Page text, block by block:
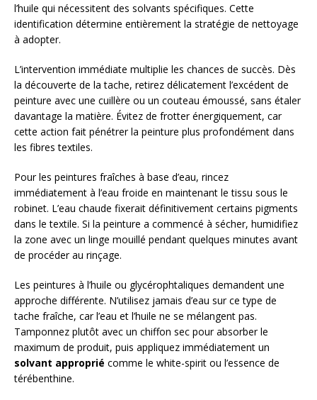
l’huile qui nécessitent des solvants spécifiques. Cette
identification détermine entièrement la stratégie de nettoyage
à adopter.
L’intervention immédiate multiplie les chances de succès. Dès
la découverte de la tache, retirez délicatement l’excédent de
peinture avec une cuillère ou un couteau émoussé, sans étaler
davantage la matière. Évitez de frotter énergiquement, car
cette action fait pénétrer la peinture plus profondément dans
les fibres textiles.
Pour les peintures fraîches à base d’eau, rincez
immédiatement à l’eau froide en maintenant le tissu sous le
robinet. L’eau chaude fixerait définitivement certains pigments
dans le textile. Si la peinture a commencé à sécher, humidifiez
la zone avec un linge mouillé pendant quelques minutes avant
de procéder au rinçage.
Les peintures à l’huile ou glycérophtaliques demandent une
approche différente. N’utilisez jamais d’eau sur ce type de
tache fraîche, car l’eau et l’huile ne se mélangent pas.
Tamponnez plutôt avec un chiffon sec pour absorber le
maximum de produit, puis appliquez immédiatement un
solvant approprié comme le white-spirit ou l’essence de
térébenthine.